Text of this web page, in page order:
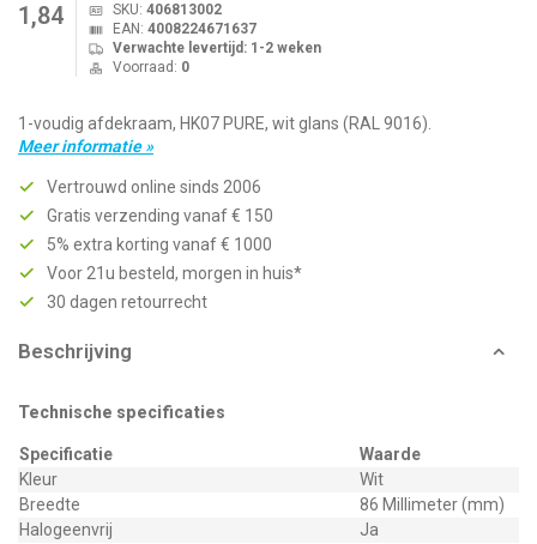
1,84
SKU: 406813002
EAN: 4008224671637
Verwachte levertijd: 1-2 weken
Voorraad: 0
1-voudig afdekraam, HK07 PURE, wit glans (RAL 9016).
Meer informatie »
Vertrouwd online sinds 2006
Gratis verzending vanaf € 150
5% extra korting vanaf € 1000
Voor 21u besteld, morgen in huis*
30 dagen retourrecht
Beschrijving
Technische specificaties
Specificatie
Waarde
Kleur
Wit
Breedte
86 Millimeter (mm)
Halogeenvrij
Ja